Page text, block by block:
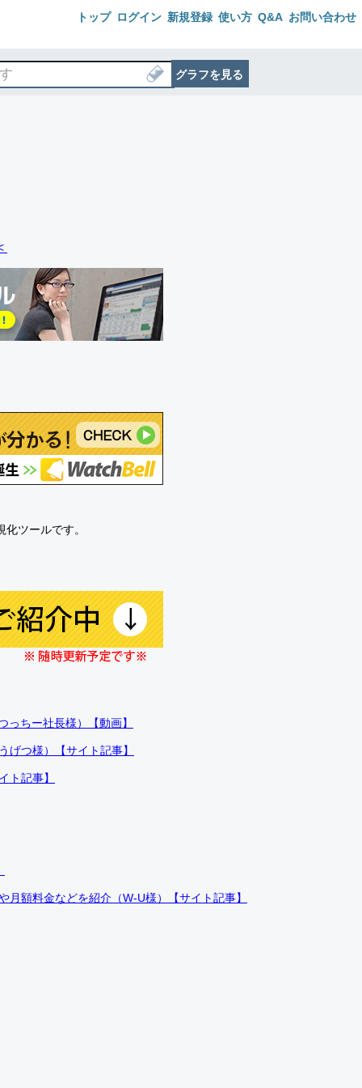
トップ ログイン 新規登録 使い方 Q&A お問い合わせ
グラフを見る
ツールです。
ちー社長様）【動画】
げつ様）【サイト記事】
ト記事】
額料金などを紹介（W-U様）【サイト記事】